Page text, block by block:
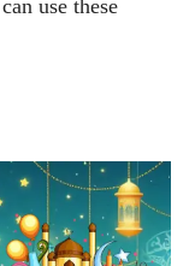
use these